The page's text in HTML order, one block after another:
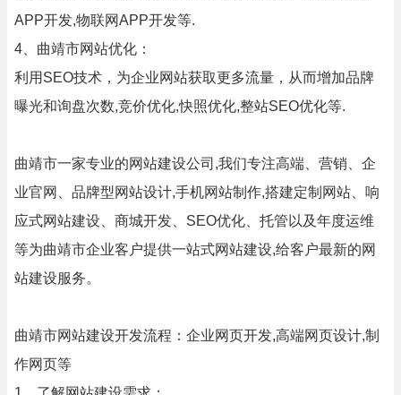
APP开发,物联网APP开发等.
4、曲靖市网站优化：
利用SEO技术，为企业网站获取更多流量，从而增加品牌
曝光和询盘次数,竞价优化,快照优化,整站SEO优化等.
曲靖市一家专业的网站建设公司,我们专注高端、营销、企
业官网、品牌型网站设计,手机网站制作,搭建定制网站、响
应式网站建设、商城开发、SEO优化、托管以及年度运维
等为曲靖市企业客户提供一站式网站建设,给客户最新的网
站建设服务。
曲靖市网站建设开发流程：企业网页开发,高端网页设计,制
作网页等